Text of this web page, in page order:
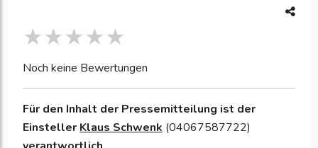
Noch keine Bewertungen
Für den Inhalt der Pressemitteilung ist der
Einsteller Klaus Schwenk (04067587722)